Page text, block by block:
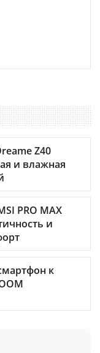
Z40
и влажная
PRO MAX
и
к